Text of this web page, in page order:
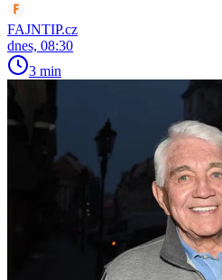
FAJNTIP.cz
dnes, 08:30
3 min